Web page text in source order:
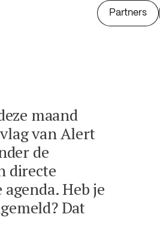
Partners
maand
van Alert
de
directe
Heb je
Dat